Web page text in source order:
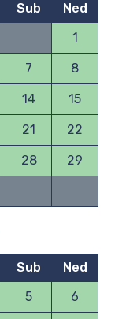
Sub
Ned
1
7 8
14 15
21 22
28 29
Sub
Ned
5 6